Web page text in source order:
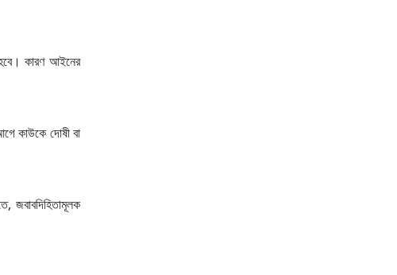
কারণ আইনের
কাউকে দোষী বা
জবাবদিহিতামূলক